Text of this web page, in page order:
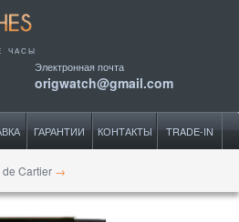
ЧАСЫ
Электронная почта
origwatch@gmail.com
ГАРАНТИИ КОНТАКТЫ TRADE-IN
Cartier →
36 mm